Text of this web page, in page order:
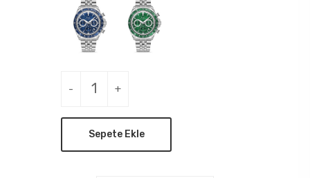
- +
Sepete Ekle